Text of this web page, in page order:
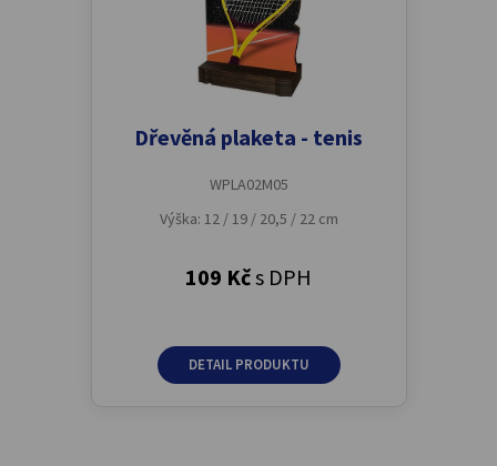
Dřevěná plaketa - tenis
WPLA02M05
Výška: 12 / 19 / 20,5 / 22 cm
109 Kčs DPH
DETAIL PRODUKTU